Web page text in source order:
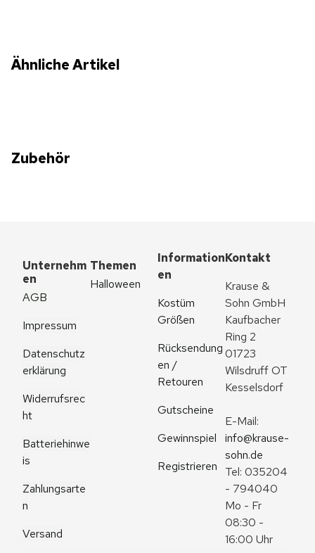
Ähnliche Artikel
Zubehör
Unternehm
en
AGB
Impressum
Datenschutz
erklärung
Widerrufsrec
ht
Batteriehinwe
is
Zahlungsarte
n
Versand
Themen
Halloween
Information
en
Kostüm
Größen
Rücksendung
en /
Retouren
Gutscheine
Gewinnspiel
Registrieren
Kontakt
Krause &
Sohn GmbH
Kaufbacher
Ring 2
01723
Wilsdruff OT
Kesselsdorf
info@krause-
sohn.de
Tel: 035204
- 794040
Mo - Fr
08:30 -
16:00 Uhr